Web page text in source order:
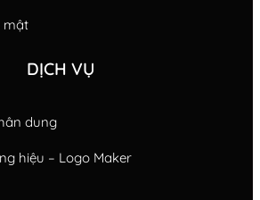
mật
DỊCH VỤ
dung
hiệu – Logo Maker